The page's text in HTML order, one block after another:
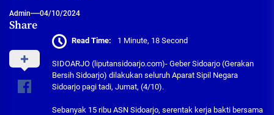
Admin 04/10/2024
Share
Read Time: 1 Minute, 18 Second
SIDOARJO (liputansidoarjo.com)- Geber Sidoarjo (Gerakan
Bersih Sidoarjo) dilakukan seluruh Aparat Sipil Negara
Sidoarjo pagi tadi, Jumat, (4/10).
Sebanyak 15 ribu ASN Sidoarjo, serentak kerja bakti bersama